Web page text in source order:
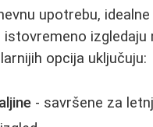
upotrebu,
istovremeno izgledaju
opcija uključuju:
- savršene za